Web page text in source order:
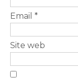
Email *
Site web